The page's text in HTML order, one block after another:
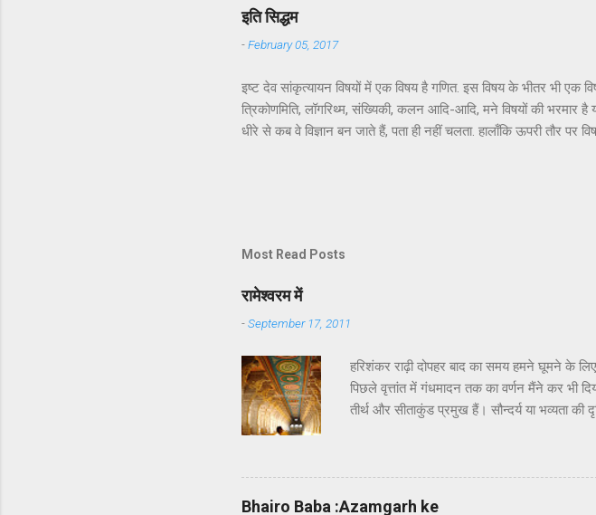
इति सिद्धम
-February 05, 2017
इष्ट देव सांकृत्यायन विषयों में एक विषय है गणित. इस विषय के भीतर भी
त्रिकोणमिति, लॉगरिथ्म, संख्यिकी, कलन आदि-आदि, मने विषयों की
धीरे से कब वे विज्ञान बन जाते हैं, पता ही नहीं चलता. हालाँकि ऊपरी तौर पर
की क्या ज़रूरत थी! वही रहने दिया होता. हमारे ऋषि-मुनियों ने बार-बार
Most Read Posts
रामेश्वरम में
-September 17, 2011
हरिशंकर राढ़ी दोपहर बाद का समय हमने घूमने के
पिछले वृत्तांत में गंधमादन तक का वर्णन मैंने कर भी
तीर्थ और सीताकुंड प्रमुख हैं। सौन्दर्य या भव्यता
सेतु को दिखाने के लिए और अपने आराध्य भगवान
और भगवान शिव की पूजा की थी। यहाँ पर
किया । इन्हीं कुंडों का नाम रामतीर्थ, सीताकुंड
Bhairo Baba :Azamgarh ke